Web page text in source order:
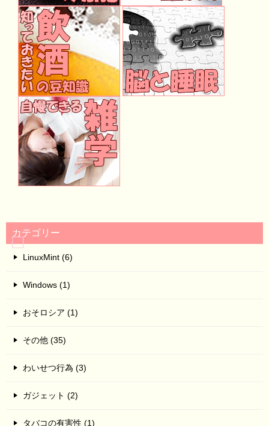
カテゴリー
LinuxMint (6)
Windows (1)
おそロシア (1)
その他 (35)
わいせつ行為 (3)
ガジェット (2)
タバコの有害性 (1)